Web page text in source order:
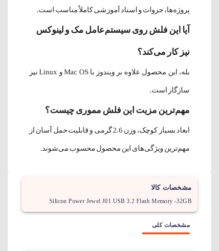
پروژه‌ها، جزوات و اسناد آموزشی کاملاً مناسب است.
آیا این فلش روی سیستم‌عامل مک و لینوکس
نیز کار می‌کند؟
بله، این محصول علاوه بر ویندوز با Mac OS و Linux نیز
سازگار است.
مهم‌ترین مزیت این فلش مموری چیست؟
ابعاد بسیار کوچک، وزن 2.6 گرمی و قابلیت حمل آسان از
مهم‌ترین ویژگی‌های این محصول محسوب می‌شوند.
مشخصات کالا
Silicon Power Jewel J01 USB 3.2 Flash Memory -32GB
مشخصات کلی